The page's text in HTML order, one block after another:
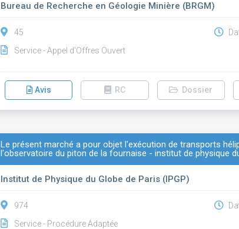
Bureau de Recherche en Géologie Minière (BRGM)
45
Service - Appel d'Offres Ouvert
Avis RC Dossier
Le présent marché a pour objet l'exécution de transports
l'observatoire du piton de la fournaise - institut de physique
Institut de Physique du Globe de Paris (IPGP)
974
Service - Procédure Adaptée